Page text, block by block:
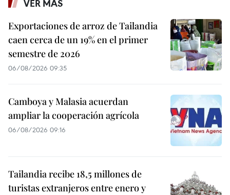
VER MÁS
Exportaciones de arroz de Tailandia
caen cerca de un 19% en el primer
semestre de 2026
06/08/2026 09:35
Camboya y Malasia acuerdan
ampliar la cooperación agrícola
06/08/2026 09:16
Tailandia recibe 18,5 millones de
turistas extranjeros entre enero y